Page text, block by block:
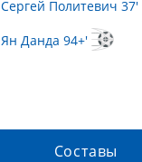
Сергей Политевич 37'
Ян Данда 94+'
Составы